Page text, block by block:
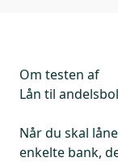
Om testen af
Lån til
Når du skal
enkelte bank,